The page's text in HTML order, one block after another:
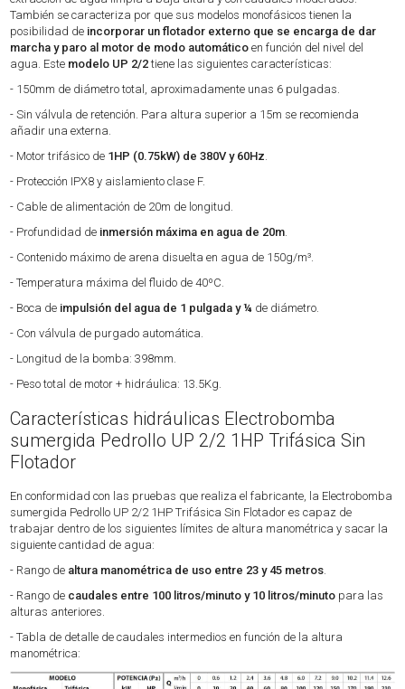
También se caracteriza por que sus modelos monofásicos tienen la
posibilidad de incorporar un flotador externo que se encarga de dar
marcha y paro al motor de modo automático en función del nivel del
agua. Este modelo UP 2/2tiene las siguientes características:
- 150mm de diámetro total, aproximadamente unas 6 pulgadas.
- Sin válvula de retención. Para altura superior a 15m se recomienda
añadir una externa.
- Motor trifásico de 1HP (0.75kW) de 380V y 60Hz.
- Protección IPX8 y aislamiento clase F.
- Cable de alimentación de 20m de longitud.
- Profundidad de inmersión máxima en agua de 20m.
- Contenido máximo de arena disuelta en agua de 150g/m³.
- Temperatura máxima del fluido de 40ºC.
- Boca de impulsión del agua de 1 pulgada y ¼ de diámetro.
- Con válvula de purgado automática.
- Longitud de la bomba: 398mm.
- Peso total de motor + hidráulica: 13.5Kg.
Características hidráulicas Electrobomba
sumergida Pedrollo UP 2/2 1HP Trifásica Sin
Flotador
En conformidad con las pruebas que realiza el fabricante, la Electrobomba
sumergida Pedrollo UP 2/2 1HP Trifásica Sin Flotador es capaz de
trabajar dentro de los siguientes límites de altura manométrica y sacar la
siguiente cantidad de agua:
- Rango de altura manométrica de uso entre 23 y 45 metros
- Rango de caudales entre 100 litros/minuto y 10 litros/minuto para las
alturas anteriores.
- Tabla de detalle de caudales intermedios en función de la altura
manométrica: